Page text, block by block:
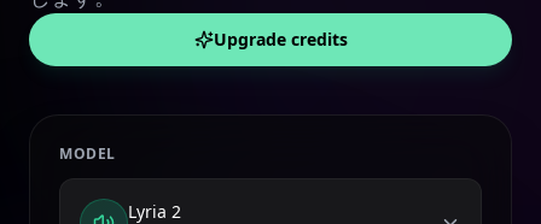
Upgrade credits
MODEL
Lyria 2